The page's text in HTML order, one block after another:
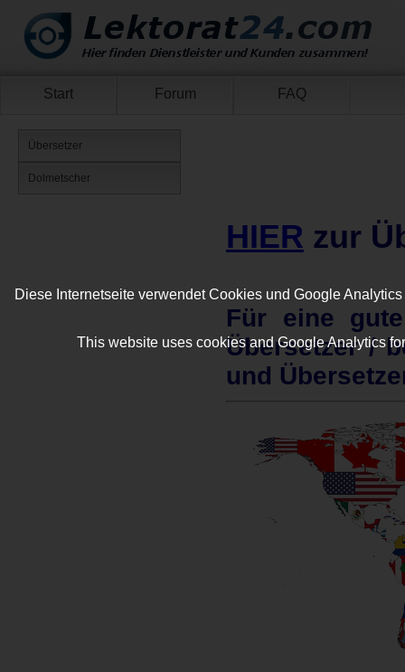
Start Forum FAQ
Übersetzer
Dolmetscher
HIER zur
Für eine
Übersetzer /
und
Diese Internetseite verwendet Cookies und Google
This website uses cookies and Google Analytics